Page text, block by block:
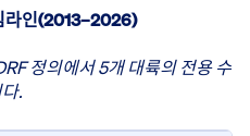
라인(2013–2026)
정의에서 5개 대륙의 전용 수
.